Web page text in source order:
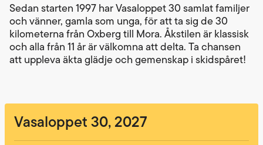
Sedan starten 1997 har Vasaloppet 30 samlat familjer
och vänner, gamla som unga, för att ta sig de 30
kilometerna från Oxberg till Mora. Åkstilen är klassisk
och alla från 11 år är välkomna att delta. Ta chansen
att uppleva äkta glädje och gemenskap i skidspåret!
Vasaloppet 30, 2027